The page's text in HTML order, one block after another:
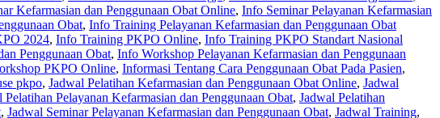
Kefarmasian dan Penggunaan Obat Online, Info Seminar Pelayanan Kefarmasian
Obat, Info Training Pelayanan Kefarmasian dan Penggunaan Obat
2024, Info Training PKPO Online, Info Training PKPO Standart Nasional
Penggunaan Obat, Info Workshop Pelayanan Kefarmasian dan Penggunaan
PKPO Online, Informasi Tentang Cara Penggunaan Obat Pada Pasien,
pkpo, Jadwal Pelatihan Kefarmasian dan Penggunaan Obat Online, Jadwal
Pelatihan Pelayanan Kefarmasian dan Penggunaan Obat, Jadwal Pelatihan
, Jadwal Seminar Pelayanan Kefarmasian dan Penggunaan Obat, Jadwal Training,